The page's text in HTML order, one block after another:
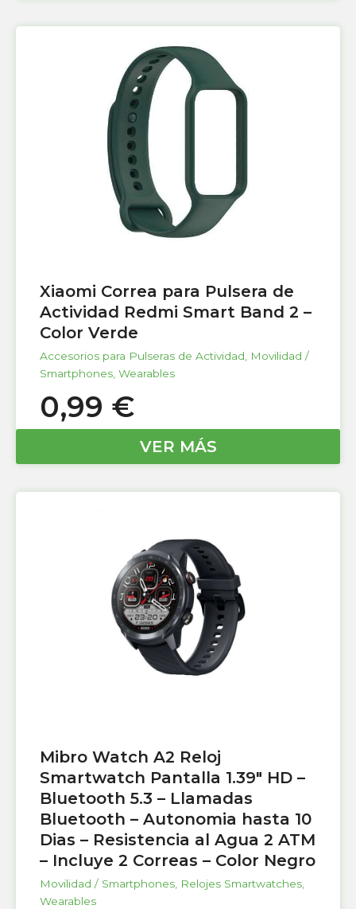
Xiaomi Correa para Pulsera de
Actividad Redmi Smart Band 2 –
Color Verde
Accesorios para Pulseras de Actividad
Movilidad /
Smartphones Wearables
0,99 €
VER MÁS
Mibro Watch A2 Reloj
Smartwatch Pantalla 1.39″ HD –
Bluetooth 5.3 – Llamadas
Bluetooth – Autonomia hasta 10
Dias – Resistencia al Agua 2 ATM
– Incluye 2 Correas – Color Negro
Movilidad / Smartphones Relojes Smartwatches
Wearables